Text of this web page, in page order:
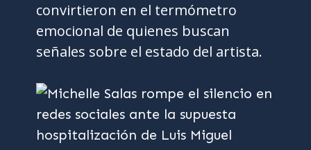
convirtieron en el termómetro
emocional de quienes buscan
señales sobre el estado del artista.